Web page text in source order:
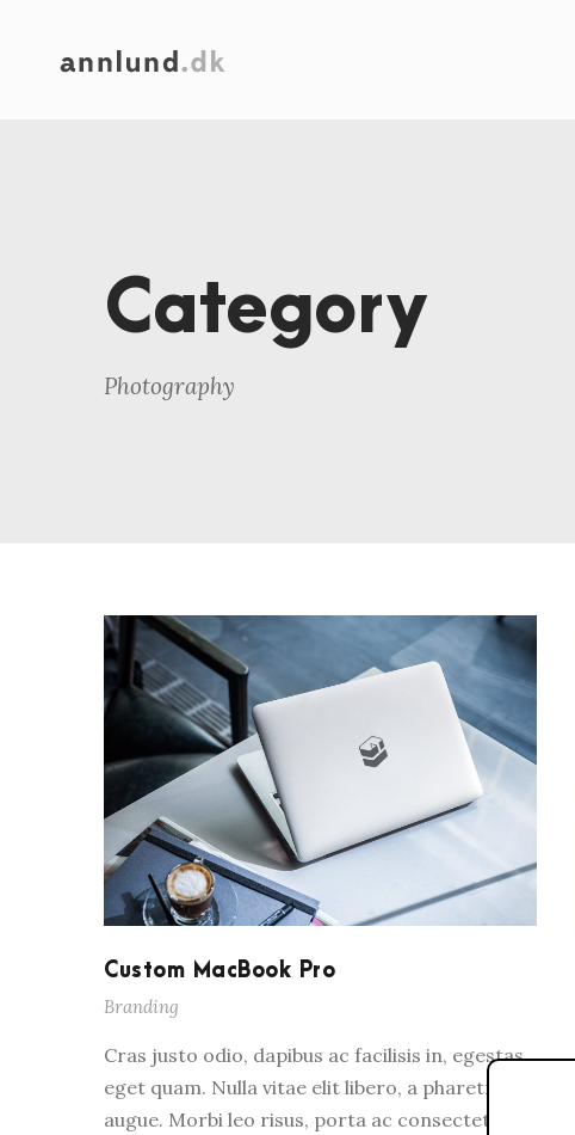
Category
Photography
Custom MacBook Pro
Branding
Cras justo odio, dapibus ac facilisis in, egestas
eget quam. Nulla vitae elit libero, a pharetra
augue. Morbi leo risus, porta ac consectetur